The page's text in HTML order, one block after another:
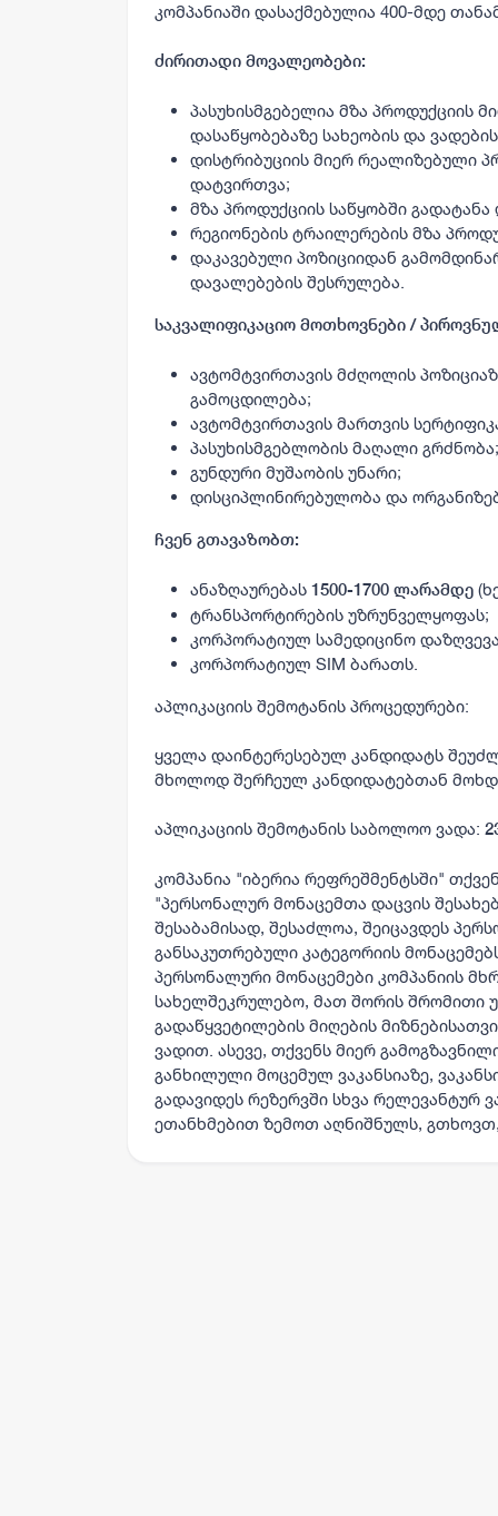
კომპანიაში დასაქმებულია 400-მდე
ძირითადი მოვალეობები:
პასუხისმგებელია მზა პროდუქციის
დასაწყობებაზე სახეობის და
დისტრიბუციის მიერ რეალიზებული
დატვირთვა;
მზა პროდუქციის საწყობში გადატანა
რეგიონების ტრაილერების მზა
დაკავებული პოზიციიდან
დავალებების შესრულება.
საკვალიფიკაციო მოთხოვნები /
ავტომტვირთავის მძღოლის
გამოცდილება;
ავტომტვირთავის მართვის
პასუხისმგებლობის მაღალი გრძნობა;
გუნდური მუშაობის უნარი;
დისციპლინირებულობა და
ჩვენ გთავაზობთ:
ანაზღაურებას 1500-1700 ლარამდე
ტრანსპორტირების უზრუნველყოფას;
კორპორატიულ სამედიცინო
კორპორატიულ SIM ბარათს.
აპლიკაციის შემოტანის პროცედურები:
ყველა დაინტერესებულ კანდიდატს
მხოლოდ შერჩეულ კანდიდატებთან
აპლიკაციის შემოტანის საბოლოო ვადა:
კომპანია "იბერია რეფრეშმენტსში"
"პერსონალურ მონაცემთა დაცვის
შესაბამისად, შესაძლოა, შეიცავდეს
განსაკუთრებული კატეგორიის
პერსონალური მონაცემები კომპანიის
სახელშეკრულებო, მათ შორის შრომითი
გადაწყვეტილების მიღების
ვადით. ასევე, თქვენს მიერ
განხილული მოცემულ ვაკანსიაზე,
გადავიდეს რეზერვში სხვა რელევანტურ
ეთანხმებით ზემოთ აღნიშნულს, გთხოვთ,